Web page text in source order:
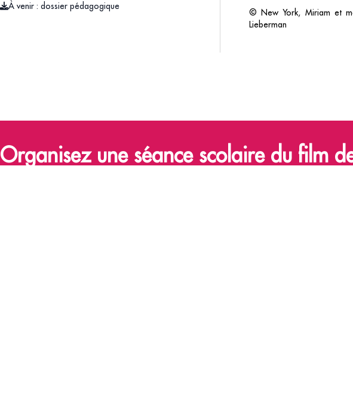
À venir : dossier pédagogique
© New York, Miriam et
Lieberman
Organisez une séance scolaire du film